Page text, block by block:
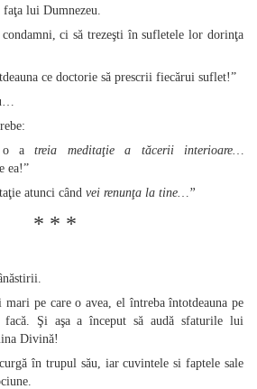
lui Dumnezeu.
ci să trezeşti în sufletele lor dorinţa
ce doctorie să prescrii fiecărui suflet!”
o atreia meditaţie a tăcerii interioare…
ea!”
atunci când vei renunţa la tine…”
* * *
mari pe care o avea, el întreba întotdeauna pe
facă. Şi aşa a început să audă sfaturile lui
Divină!
în trupul său, iar cuvintele si faptele sale